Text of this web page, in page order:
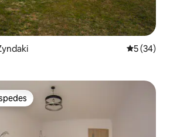
5 de uma
5 (34)
dos hóspedes